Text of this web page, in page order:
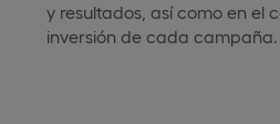
y resultados, así como en el
inversión de cada campaña.